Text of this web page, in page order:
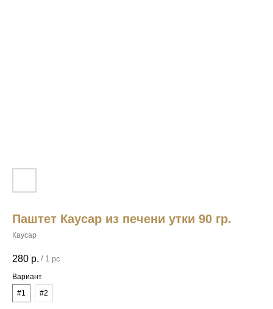
Паштет Каусар из печени утки 90 гр.
Каусар
280 р. / 1 pc
Вариант
#1
#2